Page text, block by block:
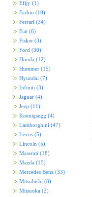
Efijy (1)
Farbio (10)
Ferrari (34)
Fiat (6)
Fisker (3)
Ford (30)
Honda (12)
Hummer (15)
Hyundai (7)
Infiniti (3)
Jaguar (4)
Jeep (11)
Koenigsegg (4)
Lamborghini (47)
Lexus (5)
Lincoln (5)
Maserati (18)
Mazda (15)
Mercedes Benz (33)
Mitsubishi (8)
Mitsuoka (2)